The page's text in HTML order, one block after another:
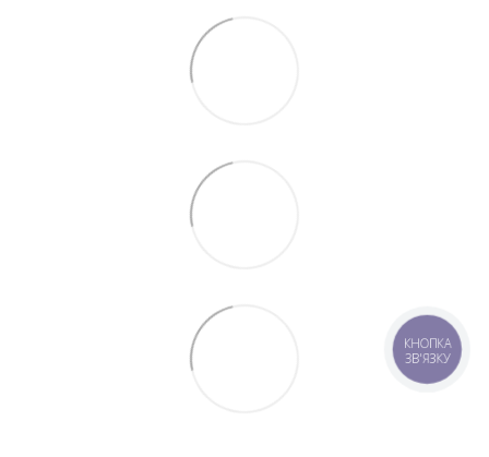
КНОПКА
ЗВ'ЯЗКУ